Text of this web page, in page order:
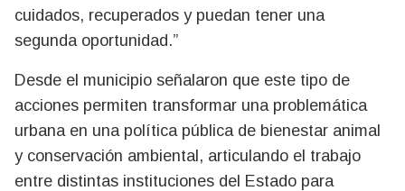
cuidados, recuperados y puedan tener una
segunda oportunidad.”
Desde el municipio señalaron que este tipo de
acciones permiten transformar una problemática
urbana en una política pública de bienestar animal
y conservación ambiental, articulando el trabajo
entre distintas instituciones del Estado para